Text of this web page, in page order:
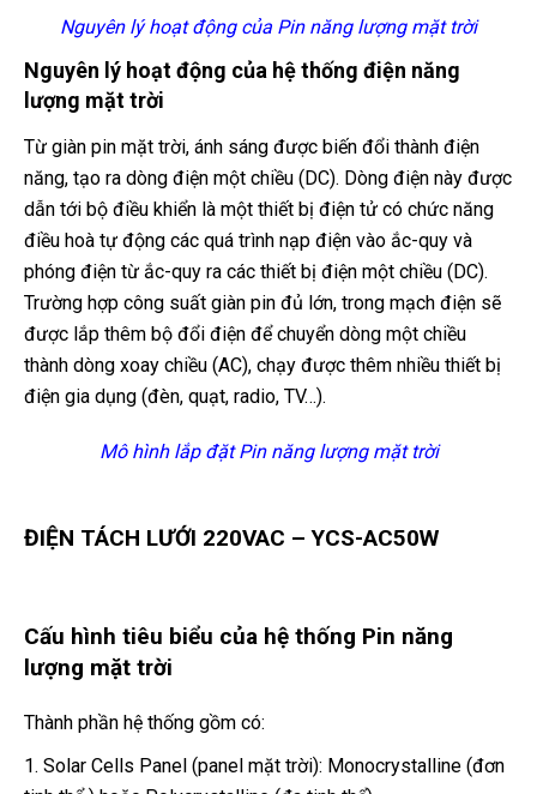
Nguyên lý hoạt động của Pin năng lượng mặt trời
Nguyên lý hoạt động của hệ thống điện năng
lượng mặt trời
Từ giàn pin mặt trời, ánh sáng được biến đổi thành điện
năng, tạo ra dòng điện một chiều (DC). Dòng điện này được
dẫn tới bộ điều khiển là một thiết bị điện tử có chức năng
điều hoà tự động các quá trình nạp điện vào ắc-quy và
phóng điện từ ắc-quy ra các thiết bị điện một chiều (DC).
Trường hợp công suất giàn pin đủ lớn, trong mạch điện sẽ
được lắp thêm bộ đổi điện để chuyển dòng một chiều
thành dòng xoay chiều (AC), chạy được thêm nhiều thiết bị
điện gia dụng (đèn, quạt, radio, TV…).
Mô hình lắp đặt Pin năng lượng mặt trời
ĐIỆN TÁCH LƯỚI 220VAC – YCS-AC50W
Cấu hình tiêu biểu của hệ thống Pin năng
lượng mặt trời
Thành phần hệ thống gồm có:
1. Solar Cells Panel (panel mặt trời): Monocrystalline (đơn